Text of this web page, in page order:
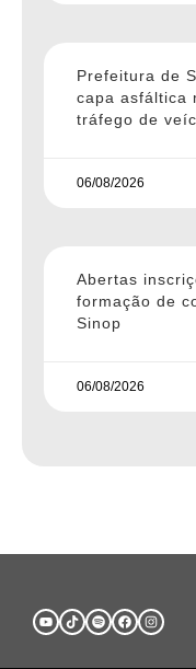
Prefeitura de
capa asfáltica
tráfego de
06/08/2026
Abertas
formação de
Sinop
06/08/2026